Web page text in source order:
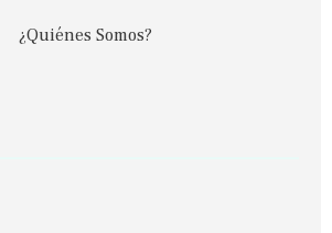
¿Quiénes Somos?